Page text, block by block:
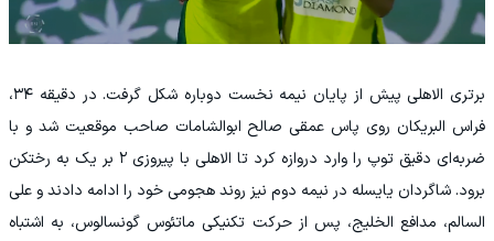
برتری الاهلی پیش از پایان نیمه نخست دوباره شکل گرفت. در دقیقه ۳۴،
فراس البریکان روی پاس عمقی صالح ابوالشامات صاحب موقعیت شد و با
ضربه‌ای دقیق توپ را وارد دروازه کرد تا الاهلی با پیروزی ۲ بر یک به رختکن
برود. شاگردان یایسله در نیمه دوم نیز روند هجومی خود را ادامه دادند و علی
السالم، مدافع الخلیج، پس از حرکت تکنیکی ماتئوس گونسالوس، به اشتباه